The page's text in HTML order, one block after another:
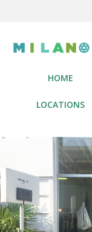
HOME
LOCATIONS